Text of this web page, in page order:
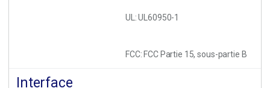
UL: UL60950-1
FCC: FCC Partie 15, sous-partie B
Interface